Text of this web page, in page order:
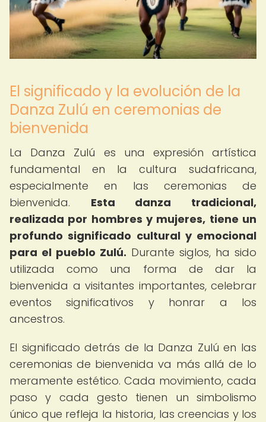
El significado y la evolución de la
Danza Zulú en ceremonias de
bienvenida
La Danza Zulú es una expresión artística
fundamental en la cultura sudafricana,
especialmente en las ceremonias de
bienvenida. Esta danza tradicional,
realizada por hombres y mujeres, tiene un
profundo significado cultural y emocional
para el pueblo Zulú. Durante siglos, ha sido
utilizada como una forma de dar la
bienvenida a visitantes importantes, celebrar
eventos significativos y honrar a los
ancestros.
El significado detrás de la Danza Zulú en las
ceremonias de bienvenida va más allá de lo
meramente estético. Cada movimiento, cada
paso y cada gesto tienen un simbolismo
único que refleja la historia, las creencias y los